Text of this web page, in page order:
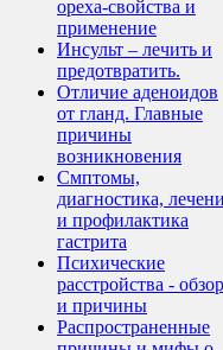
ореха-свойства и
применение
Инсульт – лечить и
предотвратить.
Отличие аденоидов
от гланд. Главные
причины
возникновения
Смптомы,
диагностика,
и профилактика
гастрита
Психические
расстройства - обзор
и причины
Распространенные